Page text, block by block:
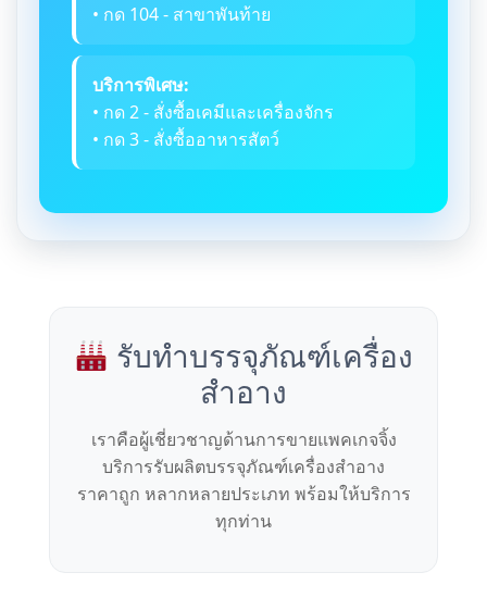
• กด 104 - สาขาพันท้าย
บริการพิเศษ:
• กด 2 - สั่งซื้อเคมีและเครื่องจักร
• กด 3 - สั่งซื้ออาหารสัตว์
รับทำบรรจุภัณฑ์เครื่อง
สำอาง
เราคือผู้เชี่ยวชาญด้านการขายแพคเกจจิ้ง
บริการรับผลิตบรรจุภัณฑ์เครื่องสำอาง
ราคาถูก หลากหลายประเภท พร้อมให้บริการ
ทุกท่าน